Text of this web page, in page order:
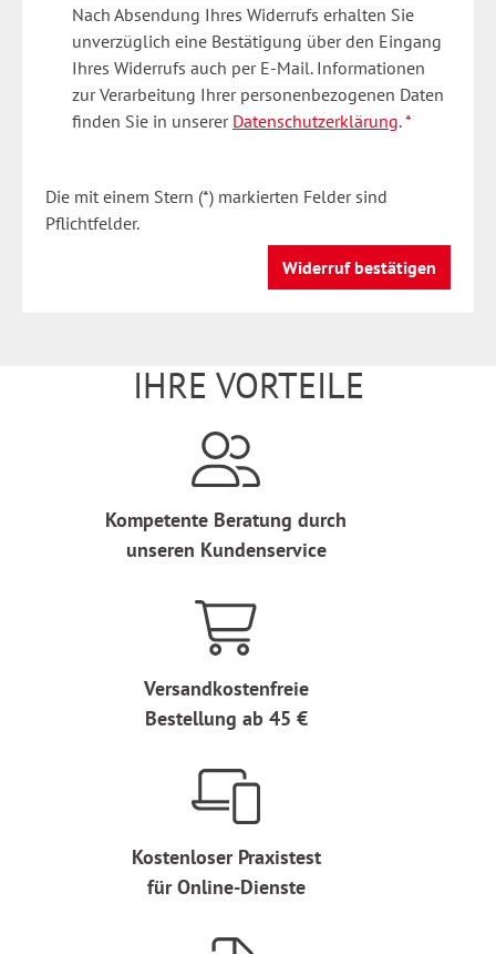
Nach Absendung Ihres Widerrufs erhalten Sie
unverzüglich eine Bestätigung über den Eingang
Ihres Widerrufs auch per E-Mail. Informationen
zur Verarbeitung Ihrer personenbezogenen Daten
finden Sie in unserer Datenschutzerklärung.*
Die mit einem Stern (*) markierten Felder sind
Pflichtfelder.
Widerruf bestätigen
IHRE VORTEILE
Kompetente Beratung durch
unseren Kundenservice
Versandkostenfreie
Bestellung ab 45 €
Kostenloser Praxistest
für Online-Dienste